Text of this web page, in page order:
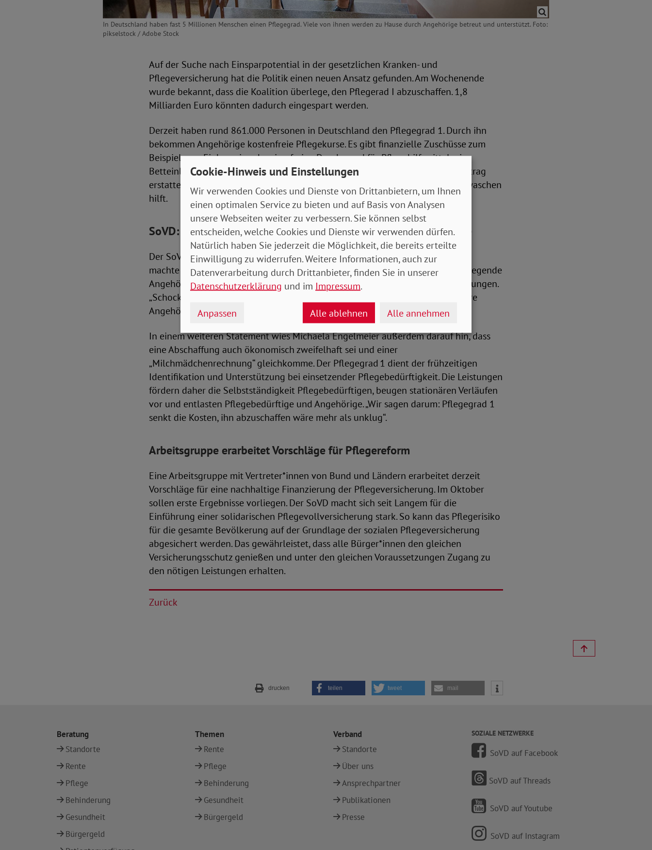
In Deutschland haben fast 5 Millionen Menschen einen Pflegegrad. Viele von ihnen werden zu Hause durch Angehörige betreut und unterstützt. Foto:
pikselstock / Adobe Stock
Auf der Suche nach Einsparpotential in der gesetzlichen Kranken- und
Pflegeversicherung hat die Politik einen neuen Ansatz gefunden. Am Wochenende
wurde bekannt, dass die Koalition überlege, den Pflegerad I abzuschaffen. 1,8
Milliarden Euro könnten dadurch eingespart werden.
Derzeit haben rund 861.000 Personen in Deutschland den Pflegegrad 1. Durch ihn
bekommen Angehörige kostenfreie Pflegekurse. Es gibt finanzielle Zuschüsse zum
Beispiel zum Einbau einer barrierefreien Dusche und für Pflegehilfsmittel wie
Betteinlagen. Außerdem werden pro Monat bis zu 131 Euro als Entlastungsbetrag
erstattet, etwa wenn ein Pflegedienst beim Duschen, Einkaufen oder Wäsche waschen
hilft.
SoVD: Anerkennung und Unterstützung für pflegende Angehörige
Der SoVD kritisiert solche Ideen. Im
Interview mit dem ZDF-Morgenmagazin
machte die SoVD-Vorstandsvorsitzende Michaela Engelmeier deutlich, dass pflegende
Angehörige Anerkennung und Unterstützung benötigten, statt weiterer Belastungen.
„Schockvorschläge wie dieser verunsichern Millionen Pflegebedürftige und ihre
Angehörigen“, betonte sie.
In einem weiteren Statement wies Michaela Engelmeier außerdem darauf hin, dass
eine Abschaffung auch ökonomisch zweifelhaft sei und einer
„Milchmädchenrechnung“ gleichkomme. Der Pflegegrad 1 dient der frühzeitigen
Identifikation und Unterstützung bei einsetzender Pflegebedürftigkeit. Die Leistungen
fördern daher die Selbstständigkeit Pflegebedürftigen, beugen stationären Verläufen
vor und entlasten Pflegebedürftige und Angehörige. „Wir sagen darum: Pflegegrad 1
senkt die Kosten, ihn abzuschaffen wäre mehr als unklug“.
Arbeitsgruppe erarbeitet Vorschläge für Pflegereform
Eine Arbeitsgruppe mit Vertreter*innen von Bund und Ländern erarbeitet derzeit
Vorschläge für eine nachhaltige Finanzierung der Pflegeversicherung. Im Oktober
sollen erste Ergebnisse vorliegen. Der SoVD macht sich seit Langem für die
Einführung einer solidarischen Pflegevollversicherung stark. So kann das Pflegerisiko
für die gesamte Bevölkerung auf der Grundlage der sozialen Pflegeversicherung
abgesichert werden. Das gewährleistet, dass alle Bürger*innen den gleichen
Versicherungsschutz genießen und unter den gleichen Voraussetzungen Zugang zu
den nötigen Leistungen erhalten.
Zurück
drucken teilen tweet mail
Beratung
Standorte
Rente
Pflege
Behinderung
Gesundheit
Bürgergeld
Themen
Rente
Pflege
Behinderung
Gesundheit
Bürgergeld
Verband
Standorte
Über uns
Ansprechpartner
Publikationen
Presse
SOZIALE NETZWERKE
SoVD auf Facebook
SoVD auf Threads
SoVD auf Youtube
SoVD auf Instagram
Cookie-Hinweis und Einstellungen
Wir verwenden Cookies und Dienste von Drittanbietern, um Ihnen
einen optimalen Service zu bieten und auf Basis von Analysen
unsere Webseiten weiter zu verbessern. Sie können selbst
entscheiden, welche Cookies und Dienste wir verwenden dürfen.
Natürlich haben Sie jederzeit die Möglichkeit, die bereits erteilte
Einwilligung zu widerrufen. Weitere Informationen, auch zur
Datenverarbeitung durch Drittanbieter, finden Sie in unserer
Datenschutzerklärung und im Impressum.
Anpassen Alle ablehnen Alle annehmen